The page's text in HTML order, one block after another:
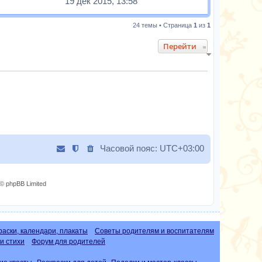
24 темы • Страница 1 из 1
Перейти
Часовой пояс: UTC+03:00
phpBB Limited
календари, плакаты
Советы родителям и воспитателям
стихи
Форум для родителей